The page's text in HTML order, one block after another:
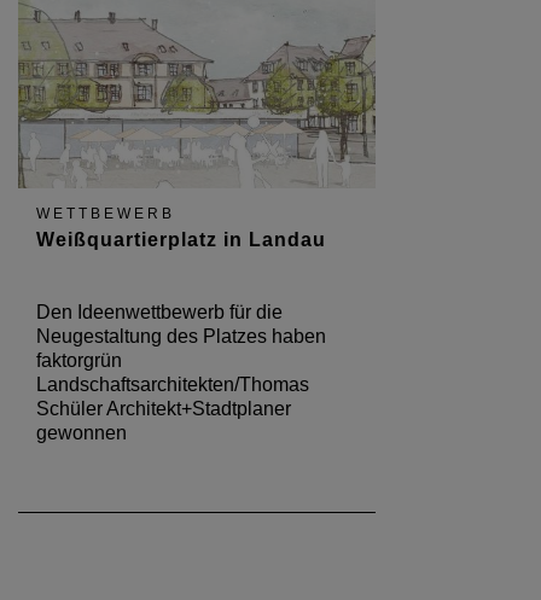
WETTBEWERB
Weißquartierplatz in Landau
Den Ideenwettbewerb für die
Neugestaltung des Platzes haben
faktorgrün
Landschaftsarchitekten/Thomas
Schüler Architekt+Stadtplaner
gewonnen